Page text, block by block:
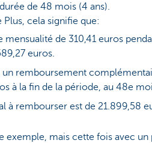
de 48 mois (4 ans).
cela signifie que:
mensualité de 310,41 euros
euros.
un remboursement
à la fin de la période, au 48e
à rembourser est de 21.899,58
exemple, mais cette fois avec un